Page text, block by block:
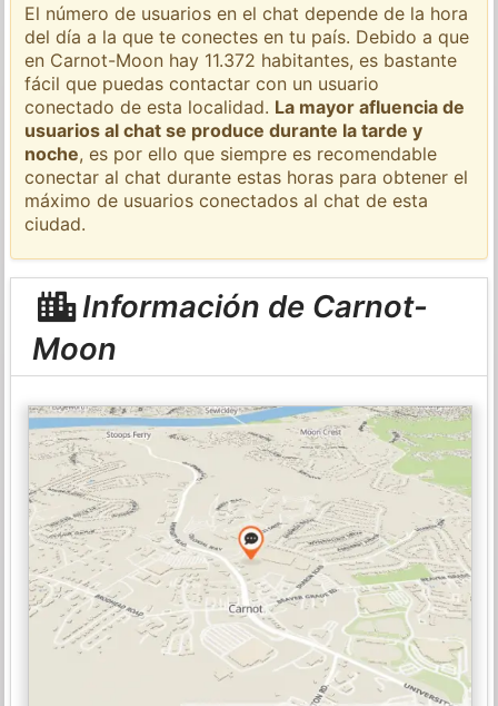
El número de usuarios en el chat depende de la hora
del día a la que te conectes en tu país. Debido a que
en Carnot-Moon hay 11.372 habitantes, es bastante
fácil que puedas contactar con un usuario
conectado de esta localidad. La mayor afluencia de
usuarios al chat se produce durante la tarde y
noche, es por ello que siempre es recomendable
conectar al chat durante estas horas para obtener el
máximo de usuarios conectados al chat de esta
ciudad.
Información de Carnot-
Moon